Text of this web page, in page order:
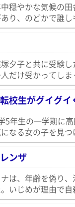
穏やかな気候の
り、のどかで誰
夕子と共に受験
だけ受かってし
校生がグイグイ
5年生の一学期に
なる女の子を見
ンザ
は、年齢を偽り
いじめが理由で